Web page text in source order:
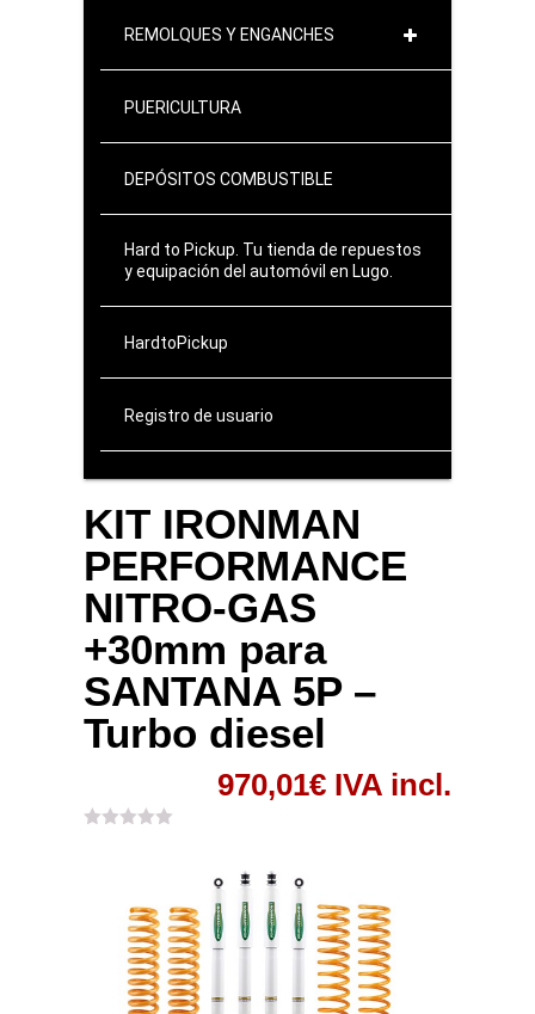
REMOLQUES Y ENGANCHES
PUERICULTURA
DEPÓSITOS COMBUSTIBLE
Hard to Pickup. Tu tienda de repuestos
y equipación del automóvil en Lugo.
HardtoPickup
Registro de usuario
KIT IRONMAN
PERFORMANCE
NITRO-GAS
+30mm para
SANTANA 5P –
Turbo diesel
970,01€ IVA incl.